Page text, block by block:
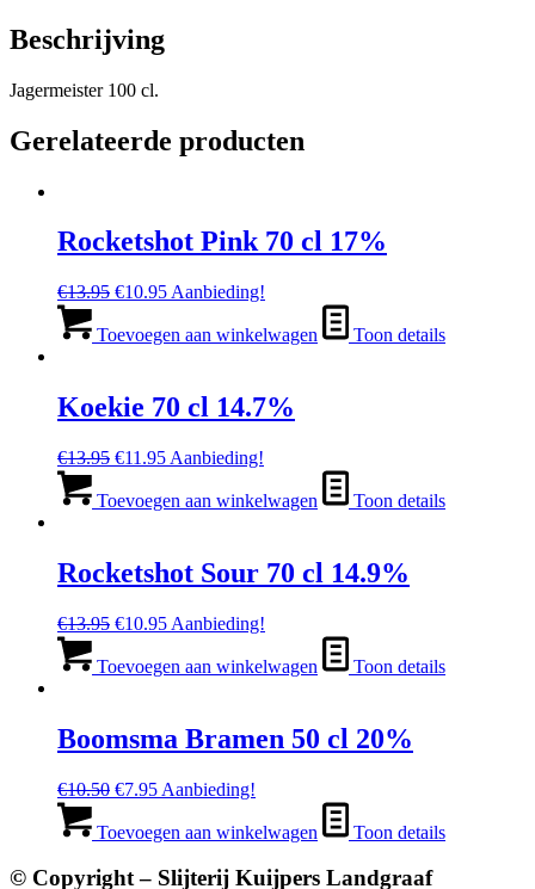
Beschrijving
Jagermeister 100 cl.
Gerelateerde producten
Rocketshot Pink 70 cl 17%
€13.95 Oorspronkelijke
was:
€10.95Huidige
is:
Aanbieding!
Toevoegen aan winkelwagen Toon details
Koekie 70 cl 14.7%
€13.95 Oorspronkelijke
was:
€11.95Huidige
is:
Aanbieding!
Toevoegen aan winkelwagen Toon details
Rocketshot Sour 70 cl 14.9%
€13.95 Oorspronkelijke
was:
€10.95Huidige
is:
Aanbieding!
Toevoegen aan winkelwagen Toon details
Boomsma Bramen 50 cl 20%
€10.50 Oorspronkelijke
was:
€7.95Huidige
is:
Aanbieding!
Toevoegen aan winkelwagen Toon details
© Copyright – Slijterij Kuijpers Landgraaf